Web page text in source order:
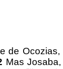
de
Mas